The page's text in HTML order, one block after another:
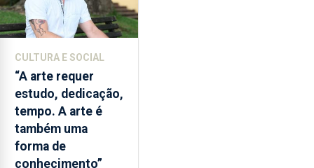
Açores
com
responsabilidades
partilhadas
entre
o
Governo
Regional
e
CULTURA E SOCIAL
“A arte requer
estudo, dedicação,
tempo. A arte é
também uma
forma de
conhecimento”